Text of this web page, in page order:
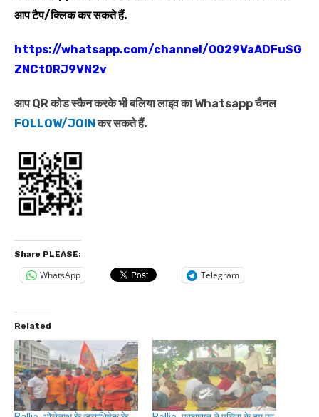
आप टैप/क्लिक कर सकते हैं.
https://whatsapp.com/channel/0029VaADFuSG
ZNCt0RJ9VN2v
आप QR कोड स्कैन करके भी बलिया लाइव का Whatsapp चैनल
FOLLOW/JOINकर सकते हैं.
Share PLEASE:
WhatsApp Telegram
Related